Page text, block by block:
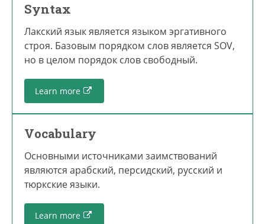
Syntax
Лакский язык является языком эргативного
строя. Базовым порядком слов является SOV,
но в целом порядок слов свободный.
Learn more
Vocabulary
Основными источниками заимствований
являются арабский, персидский, русский и
тюркские языки.
Learn more